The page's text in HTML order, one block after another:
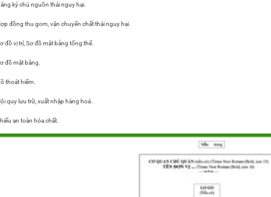
ký chủ nguồn thải nguy hại.
đồng thu gom, vận chuyển chất thải nguy hại.
đồ vị trí, Sơ đồ mặt bằng tổng thể.
đồ mặt bằng.
thoát hiểm.
quy lưu trữ, xuất nhập hàng hoá .
an toàn hóa chất.